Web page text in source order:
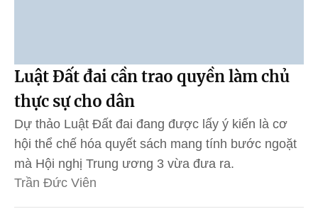
Luật Đất đai cần trao quyền làm chủ
thực sự cho dân
Dự thảo Luật Đất đai đang được lấy ý kiến là cơ
hội thể chế hóa quyết sách mang tính bước ngoặt
mà Hội nghị Trung ương 3 vừa đưa ra.
Trần Đức Viên